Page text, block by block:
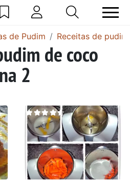
de Pudim Receitas de
de coco
2